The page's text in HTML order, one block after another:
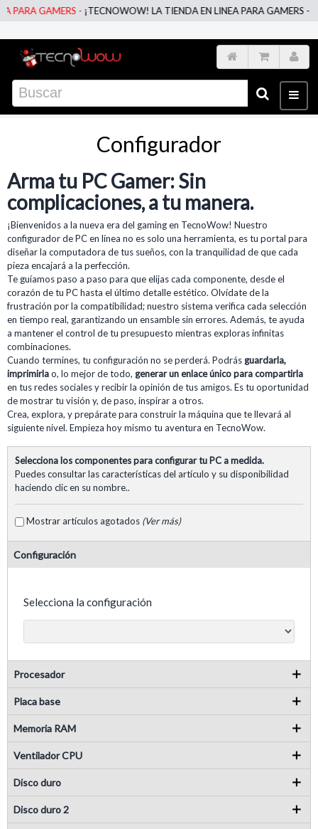
GAMERS -¡TECNOWOW! LA TIENDA EN LINEA PARA GAMERS -
Configurador
Arma tu PC Gamer: Sin
complicaciones, a tu manera.
¡Bienvenidos a la nueva era del gaming en TecnoWow! Nuestro
configurador de PC en línea no es solo una herramienta, es tu portal para
diseñar la computadora de tus sueños, con la tranquilidad de que cada
pieza encajará a la perfección.
Te guíamos paso a paso para que elijas cada componente, desde el
corazón de tu PC hasta el último detalle estético. Olvídate de la
frustración por la compatibilidad; nuestro sistema verifica cada selección
en tiempo real, garantizando un ensamble sin errores. Además, te ayuda
a mantener el control de tu presupuesto mientras exploras infinitas
combinaciones.
Cuando termines, tu configuración no se perderá. Podrásguardarla,
imprimirlao, lo mejor de todo, generar un enlace único para compartirla
en tus redes sociales y recibir la opinión de tus amigos. Es tu oportunidad
de mostrar tu visión y, de paso, inspirar a otros.
Crea, explora, y prepárate para construir la máquina que te llevará al
siguiente nivel. Empieza hoy mismo tu aventura en TecnoWow.
Selecciona los componentes para configurar tu PC a medida.
Puedes consultar las características del artículo y su disponibilidad
haciendo clic en su nombre..
Mostrar artículos agotados (Ver más)
Configuración
Selecciona la configuración
Procesador
Placa base
Memoria RAM
Ventilador CPU
Disco duro
Disco duro 2